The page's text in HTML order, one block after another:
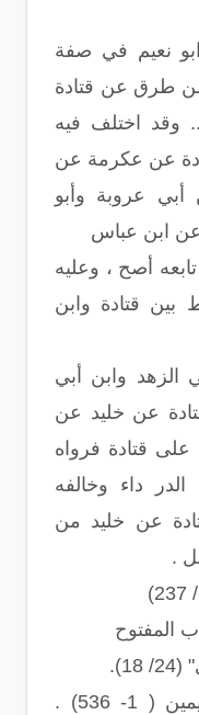
نعيم في صفة
وابن أبي شيب (7-65) من طرق عن قتادة
اختلف فيه
عن عكرمة عن
أبي عروبة وأبو
عن ابن عباس
أصح ، وعليه
بين قتادة وابن
الزهد وابن أبي
قتادة عن خليد عن
على قتادة فرواه
داء وخالفه
عن خليد من
.
[17] - شرح العمدة لابن عثيمين ( 1- 536) .